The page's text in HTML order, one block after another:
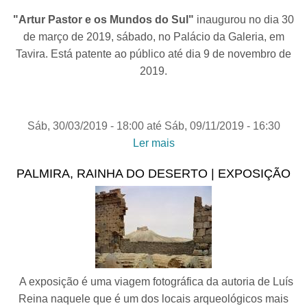
"Artur Pastor e os Mundos do Sul" inaugurou no dia 30
de março de 2019, sábado, no Palácio da Galeria, em
Tavira. Está patente ao público até dia 9 de novembro de
2019.
Sáb, 30/03/2019 - 18:00até Sáb, 09/11/2019 - 16:30
Ler mais
DO SUL | exposição
PALMIRA, RAINHA DO DESERTO | EXPOSIÇÃO
A exposição é uma viagem fotográfica da autoria de Luís
Reina naquele que é um dos locais arqueológicos mais